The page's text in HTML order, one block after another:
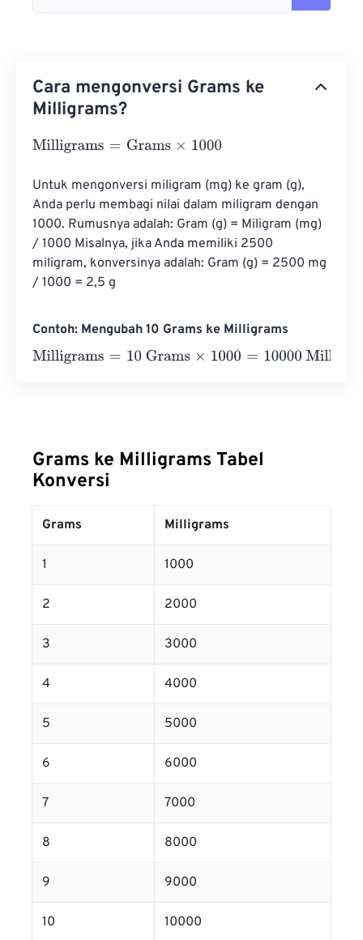
Cara mengonversi Grams ke
Milligrams?
Milligrams=Grams×1000
Untuk mengonversi miligram (mg) ke gram (g),
Anda perlu membagi nilai dalam miligram dengan
1000. Rumusnya adalah: Gram (g) = Miligram (mg)
/ 1000 Misalnya, jika Anda memiliki 2500
miligram, konversinya adalah: Gram (g) = 2500 mg
/ 1000 = 2,5 g
Contoh: Mengubah 10 Grams ke Milligrams
Milligrams=10 Grams×1000 =10000 Milligrams
Grams ke Milligrams Tabel
Konversi
Grams Milligrams
1 1000
2 2000
3 3000
4 4000
5 5000
6 6000
7 7000
8 8000
9 9000
10 10000